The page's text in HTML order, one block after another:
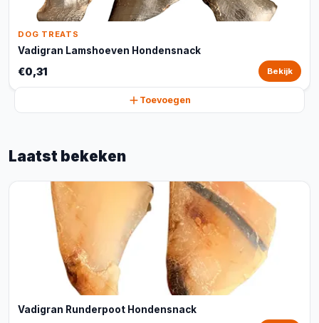
DOG TREATS
Vadigran Lamshoeven Hondensnack
€0,31 Bekijk
Toevoegen
Laatst bekeken
Vadigran Runderpoot Hondensnack